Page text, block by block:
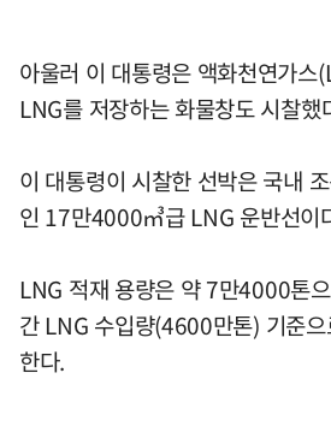
아울러 이 대통령은 액화천연가스
LNG를 저장하는 화물창도 시찰했
이 대통령이 시찰한 선박은 국내
인 17만4000㎥급 LNG 운반선이
LNG 적재 용량은 약 7만4000톤
간 LNG 수입량(4600만톤) 기준
한다.